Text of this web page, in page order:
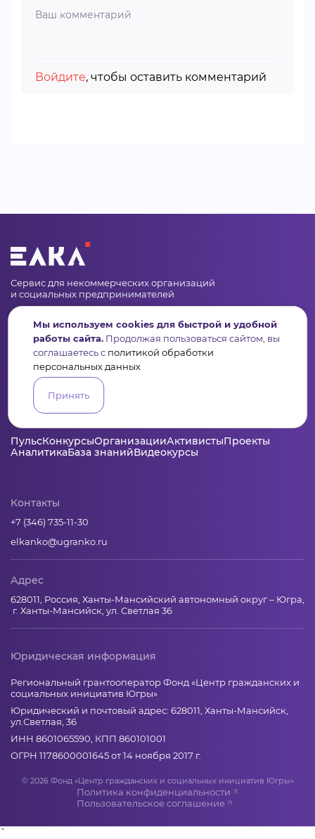
Войдите, чтобы оставить комментарий
Сервис для некоммерческих организаций
и социальных предпринимателей
Подпишись на рассылку дайджест, новости, мероприятия
ПульсКонкурсыОрганизацииАктивистыПроекты
АналитикаБаза знанийВидеокурсы
Контакты
+7 (346) 735-11-30
elkanko@ugranko.ru
Адрес
628011, Россия, Ханты-Мансийский автономный округ – Югра,
г. Ханты-Мансийск, ул. Светлая 36
Юридическая информация
Региональный грантооператор Фонд «Центр гражданских и
социальных инициатив Югры»
Юридический и почтовый адрес: 628011, Ханты-Мансийск,
ул.Светлая, 36
ИНН 8601065590, КПП 860101001
ОГРН 1178600001645 от 14 ноября 2017 г.
© 2026 Фонд «Центр гражданских и социальных инициатив Югры»
Политика конфиденциальности
Пользовательское соглашение
Мы используем cookies для быстрой и удобной
работы сайта. Продолжая пользоваться сайтом, вы
соглашаетесь с политикой обработки
персональных данных
Принять
`